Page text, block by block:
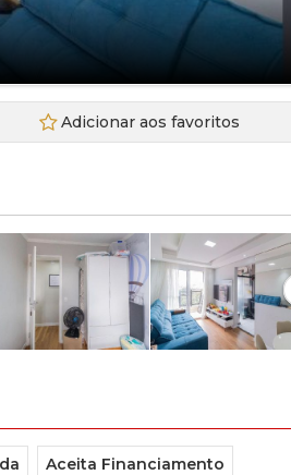
das Artes (1)
Real (2)
C (1)
Paiquerê (1)
Vale Verde (2)
Park (1)
Plaza (1)
Costa Verde (17)
New Village (1)
Adicionar aos favoritos
Aceita Financiamento